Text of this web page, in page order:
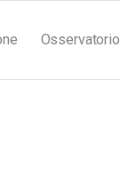
Osservatorio